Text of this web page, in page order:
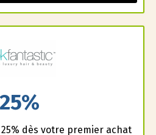
25%
dès votre premier achat